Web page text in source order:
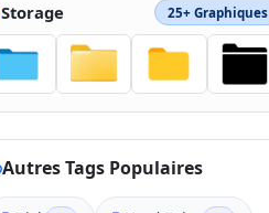
Storage 25+ Graphiques
Autres Tags Populaires